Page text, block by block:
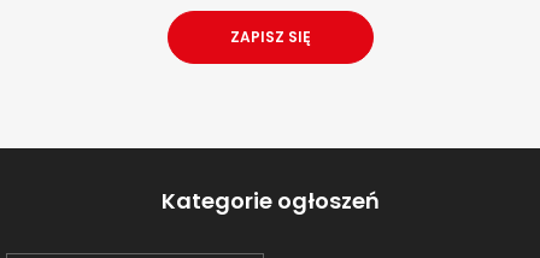
Kategorie ogłoszeń